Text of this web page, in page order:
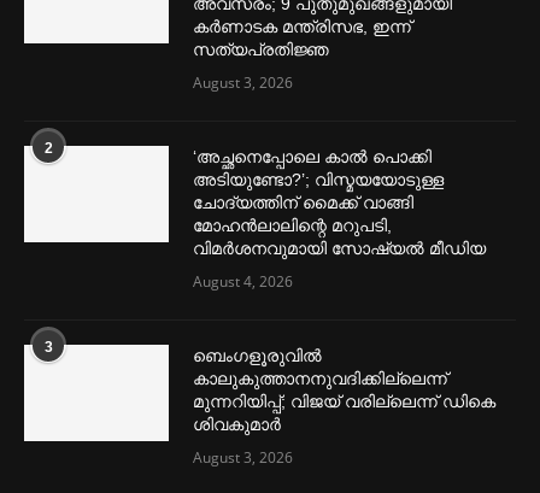
അവസരം; 9 പുതുമുഖങ്ങളുമായി
കര്‍ണാടക മന്ത്രിസഭ, ഇന്ന്
സത്യപ്രതിജ്ഞ
August 3, 2026
2
‘അച്ഛനെപ്പോലെ കാല്‍ പൊക്കി
അടിയുണ്ടോ?’; വിസ്മയയോടുള്ള
ചോദ്യത്തിന് മൈക്ക് വാങ്ങി
മോഹൻലാലിന്റെ മറുപടി,
വിമര്‍ശനവുമായി സോഷ്യല്‍ മീഡിയ
August 4, 2026
3
ബെംഗളൂരുവില്‍
കാലുകുത്താനനുവദിക്കില്ലെന്ന്
മുന്നറിയിപ്പ്; വിജയ് വരില്ലെന്ന് ഡികെ
ശിവകുമാര്‍
August 3, 2026